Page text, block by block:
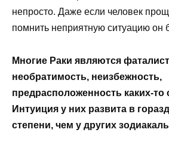
непросто. Даже если человек
помнить неприятную ситуацию он
Многие Раки являются
необратимость, неизбежность,
предрасположенность каких-то
Интуиция у них развита в
степени, чем у других